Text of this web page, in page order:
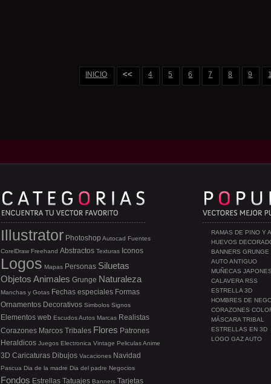
INICIO << 4 5 6 7 8 9
RAMAS DE PINO Y
HUEVOS
BANNERS GRUNGE
AUTO ANTIGUO
MUÑECAS
CALAVERA RSS
ESTRELLA 3D
HOMBRES DE
CORAZONES
MÁSCARA TRIBAL
ESTRELLAS EN 3D
LOGO GAZ AUTO
Illustrator Photoshop Autocad Fuentes
CorelDraw Freehand Abstractos Texturas Iconos
Logos Mapas Personas Siluetas
Objetos Animales Grunge Naturaleza
Manchas y Gotas Fechas especiales Formas
Ornamentos Decorativos Simbolos Signos
Elementos web EscudosAutos Marcas Realistas
Corazones Marcos Tribales Flores Patrones
Heraldicos Juegos Electronica Vintage PeliculasAnime
3D Caricaturas Dibujos Vacaciones Navidad
Pascua Dia de la madre Dia del padre Negocios
Fondos Estrellas Tatuajes Banners Tarjetas